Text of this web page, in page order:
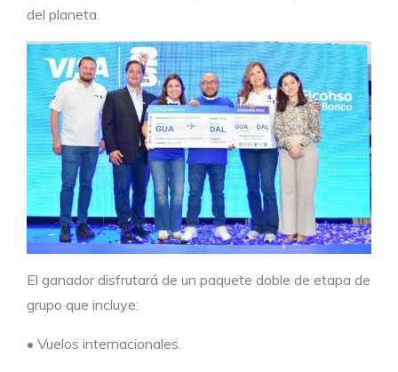
del planeta.
El ganador disfrutará de un paquete doble de etapa de
grupo que incluye:
• Vuelos internacionales.